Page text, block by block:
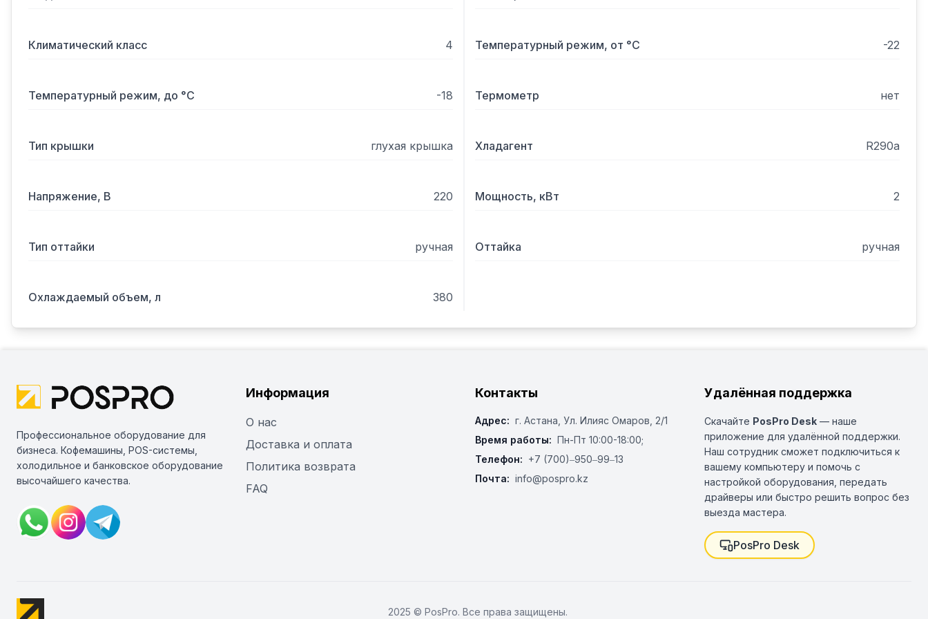
Климатический класс 4 Температурный режим, от °С -22
Температурный режим, до °С -18 Термометр нет
Тип крышки глухая крышка Хладагент R290a
Напряжение, В 220 Мощность, кВт 2
Тип оттайки ручная Оттайка ручная
Охлаждаемый объем, л 380
Профессиональное оборудование для
бизнеса. Кофемашины, POS-системы,
холодильное и банковское оборудование
высочайшего качества.
Информация
О нас
Доставка и оплата
Политика возврата
FAQ
Контакты
Адрес: г. Астана, ​Ул. Илияс Омаров, 2/1
Время работы: Пн-Пт 10:00-18:00;
Телефон: +7 (700)‒950‒99‒13
Почта: info@pospro.kz
Удалённая поддержка
Скачайте PosPro Desk — наше
приложение для удалённой поддержки.
Наш сотрудник сможет подключиться к
вашему компьютеру и помочь с
настройкой оборудования, передать
драйверы или быстро решить вопрос без
выезда мастера.
PosPro Desk
2025 © PosPro. Все права защищены.